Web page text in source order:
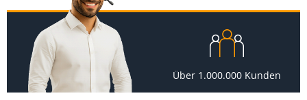
Über 1.000.000 Kunden